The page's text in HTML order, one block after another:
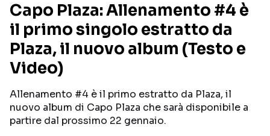
RECENSIONI MUSICALI
INTERVISTE
GOSSIP E CURIOSITÀ
TESTI CANZONI
TOUR ED EVENTI
TALENT SHOW
Capo Plaza: Allenamento #4 è
il primo singolo estratto da
Plaza, il nuovo album (Testo e
Video)
Allenamento #4 è il primo estratto da Plaza, il
nuovo album di Capo Plaza che sarà disponibile a
partire dal prossimo 22 gennaio.